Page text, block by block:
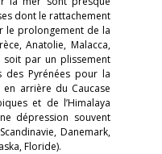
dont le rattachement
le prolongement de la
Anatolie, Malacca,
soit par un plissement
des Pyrénées pour la
arrière du Caucase
et de l’Himalaya
dépression souvent
Danemark,
Floride).